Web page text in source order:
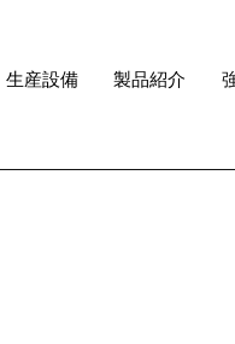
生産設備 製品紹介